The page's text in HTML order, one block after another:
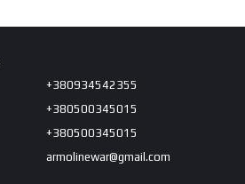
+380934542355
+380500345015
+380500345015
armolinewar@gmail.com